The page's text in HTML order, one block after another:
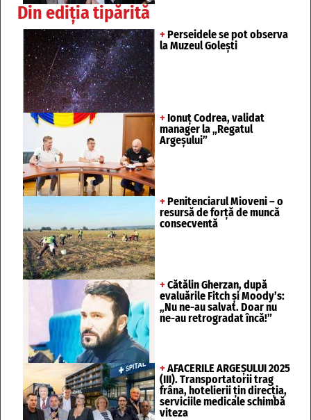
Din ediția tipărită
+ Perseidele se pot observa
la Muzeul Golești
+ Ionuț Codrea, validat
manager la „Regatul
Argeșului”
+ Penitenciarul Mioveni – o
resursă de forță de muncă
consecventă
+ Cătălin Gherzan, după
evaluările Fitch și Moody’s:
„Nu ne-au salvat. Doar nu
ne-au retrogradat încă!”
+ AFACERILE ARGEȘULUI 2025
(III). Transportatorii trag
frâna, hotelierii țin direcția,
serviciile medicale schimbă
viteza